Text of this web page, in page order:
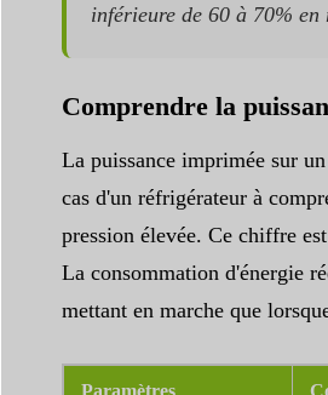
inférieure de 60 à 70% en
Comprendre la
La puissance imprimée sur
cas d'un réfrigérateur à
pression élevée. Ce chiffre
La consommation d'énergie
mettant en marche que